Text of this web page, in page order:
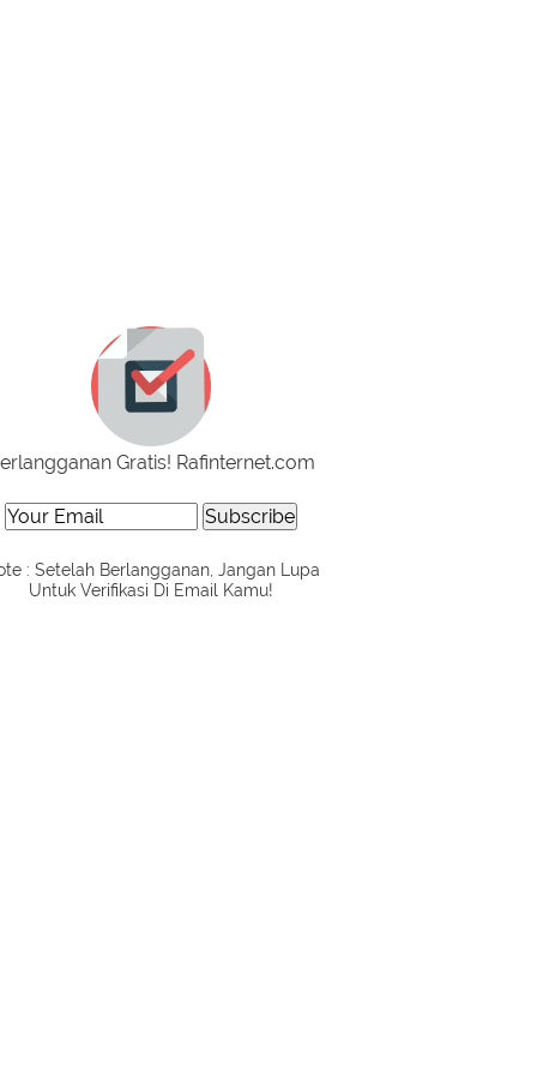
Gratis! Rafinternet.com
: Setelah Berlangganan, Jangan Lupa
Untuk Verifikasi Di Email Kamu!